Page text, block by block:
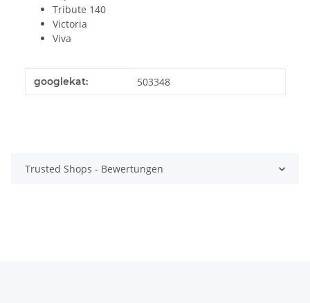
Tribute 140
Victoria
Viva
Produkteigenschaft
Wert
googlekat: 503348
Trusted Shops - Bewertungen